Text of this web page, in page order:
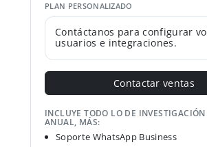
PLAN PERSONALIZADO
Contáctanos para configurar
usuarios e integraciones.
Contactar ventas
INCLUYE TODO LO DE
ANUAL, MÁS:
Soporte WhatsApp Business